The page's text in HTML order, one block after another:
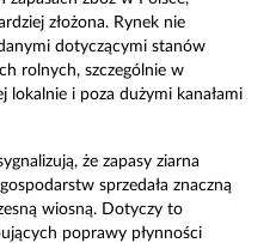
złożona. Rynek nie
dotyczącymi stanów
rolnych, szczególnie w
lokalnie i poza dużymi kanałami
że zapasy ziarna
sprzedała znaczną
wiosną. Dotyczy to
poprawy płynności